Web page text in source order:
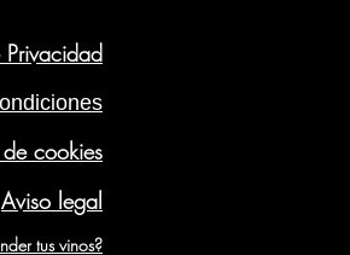
Privacidad
cookies
Aviso legal
tus vinos?